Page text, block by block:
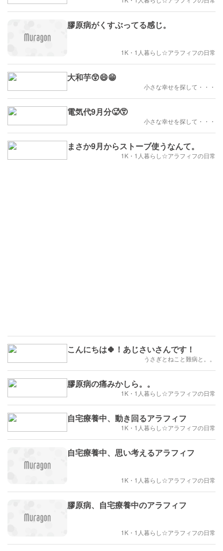
膠原病がくすぶってる感じ。
1K・1人暮らし☆アラフィフの日常
大和芋😲😄😁
小さな幸せを探して・・・
電気代9月分🥵😵
小さな幸せを探して・・・
まさか9月からストーブ使うなんて。
1K・1人暮らし☆アラフィフの日常
こんにちは🍀！あじさいさんです！
うさぎとねこと難病と。。
膠原病の痛みかしら。。
1K・1人暮らし☆アラフィフの日常
自宅療養中、動き回るアラフィフ
1K・1人暮らし☆アラフィフの日常
自宅療養中、思い考えるアラフィフ
1K・1人暮らし☆アラフィフの日常
膠原病、自宅療養中のアラフィフ
1K・1人暮らし☆アラフィフの日常